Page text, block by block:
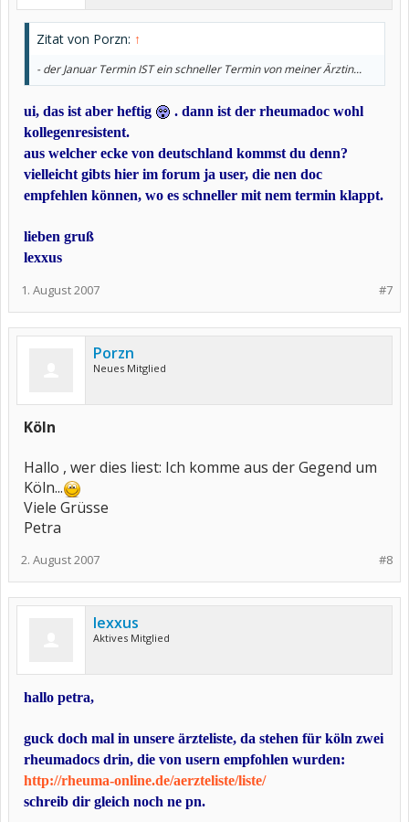
Zitat von Porzn: ↑
- der Januar Termin IST ein schneller Termin von meiner Ärztin...
ui, das ist aber heftig
. dann ist der rheumadoc wohl
kollegenresistent.
aus welcher ecke von deutschland kommst du denn?
vielleicht gibts hier im forum ja user, die nen doc
empfehlen können, wo es schneller mit nem termin klappt.
lieben gruß
lexxus
#7
1. August 2007
Porzn
Neues Mitglied
Köln
Hallo , wer dies liest: Ich komme aus der Gegend um
Köln...
Viele Grüsse
Petra
#8
2. August 2007
lexxus
Aktives Mitglied
hallo petra,
guck doch mal in unsere ärzteliste, da stehen für köln zwei
rheumadocs drin, die von usern empfohlen wurden:
http://rheuma-online.de/aerzteliste/liste/
schreib dir gleich noch ne pn.